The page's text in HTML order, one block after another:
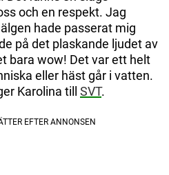
och en respekt. Jag
hade passerat mig
på det plaskande ljudet av
bara wow! Det var ett helt
eller häst går i vatten.
Karolina till SVT.